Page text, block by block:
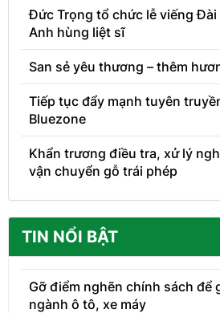
Đức Trọng tổ chức lễ viếng
Anh hùng liệt sĩ
San sẻ yêu thương – thêm
Tiếp tục đẩy mạnh tuyên
Bluezone
Khẩn trương điều tra, xử lý
vận chuyển gỗ trái phép
TIN NỔI BẬT
Gỡ điểm nghẽn chính sách để
ngành ô tô, xe máy